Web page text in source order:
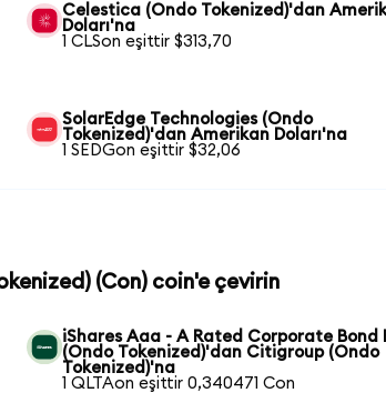
Celestica (Ondo Tokenized)'dan
Doları'na
1 CLSon eşittir $313,70
SolarEdge Technologies (Ondo
Tokenized)'dan Amerikan Doları'na
1 SEDGon eşittir $32,06
(Con) coin'e çevirin
iShares Aaa - A Rated Corporate Bond
(Ondo Tokenized)'dan Citigroup (Ondo
Tokenized)'na
1 QLTAon eşittir 0,340471 Con